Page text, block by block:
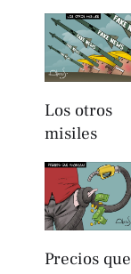
Los otros
misiles
Precios que